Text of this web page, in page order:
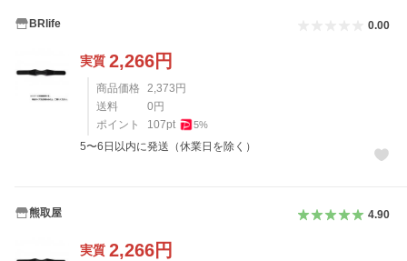
BRlife 0.00
実質 2,266円
商品価格 2,373 円
送料
0 円
ポイント
107pt 5%
5〜6日以内に発送（休業日を除く）
熊取屋 4.90
実質 2,266円